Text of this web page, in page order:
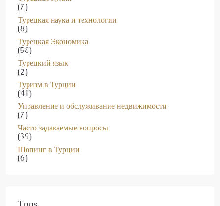
Турецкая наука и технологии
(8)
Турецкая Экономика
(58)
Турецкий язык
(2)
Туризм в Турции
(41)
Управление и обслуживание недвижимости
(7)
Часто задаваемые вопросы
(39)
Шопинг в Турции
(6)